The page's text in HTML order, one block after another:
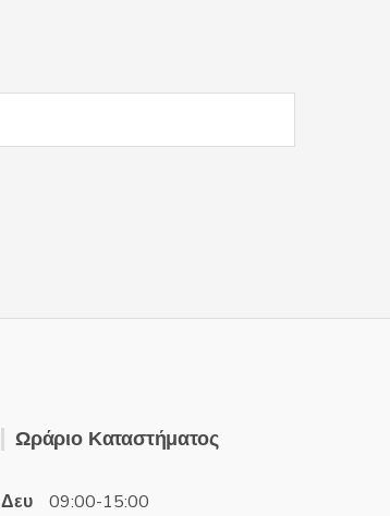
Ωράριο Καταστήματος
Δευ 09:00-15:00